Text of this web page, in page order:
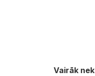
Vairāk